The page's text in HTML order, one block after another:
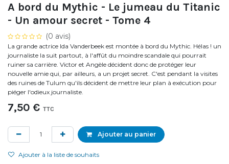
A bord du Mythic - Le jumeau du Titanic
- Un amour secret - Tome 4
(0 avis)
La grande actrice Ida Vanderbeek est montée à bord du Mythic. Hélas ! un
journaliste la suit partout, à l'affût du moindre scandale qui pourrait
ruiner sa carrière. Victor et Angèle décident donc de protéger leur
nouvelle amie qui, par ailleurs, a un projet secret. C'est pendant la visites
des ruines de Tulum qu'ils décident de mettre leur plan à exécution pour
piéger l'odieux journaliste.
7,50 € TTC
Ajouter au panier
Ajouter à la liste de souhaits